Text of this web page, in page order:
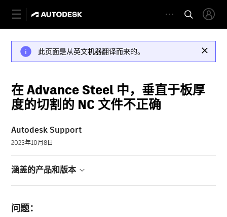
此页面是从英文机器翻译而来的。
在 Advance Steel 中，垂直于板厚
度的切割的 NC 文件不正确
Autodesk Support
2023年10月8日
涵盖的产品和版本
问题：